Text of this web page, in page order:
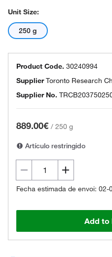
Unit Size:
250 g
Product Code. 30240994
SupplierToronto Research
Supplier No.
889.00€ / 250 g
Artículo restringido
Fecha estimada de envoi: 02-
Add to